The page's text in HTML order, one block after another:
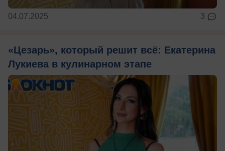
04.07.2025 3
«Цезарь», который решит всё: Екатерина
Лукиева в кулинарном этапе